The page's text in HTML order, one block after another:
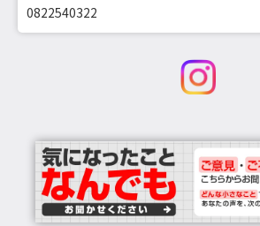
0822540322